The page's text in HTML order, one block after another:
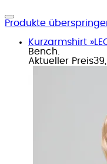
Produkte
Kurzarmshirt
Bench.
Aktueller Preis